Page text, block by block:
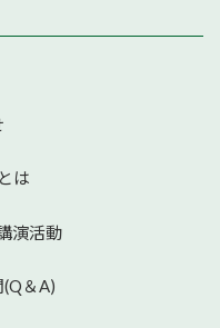
は
演活動
＆A)